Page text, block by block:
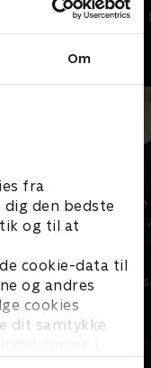
Om
fra
den bedste
og til at
cookie-data til
og andres
cookies
dit samtykke
i
tilbage.
• 22 min
Stormester
TV-Shows • 10